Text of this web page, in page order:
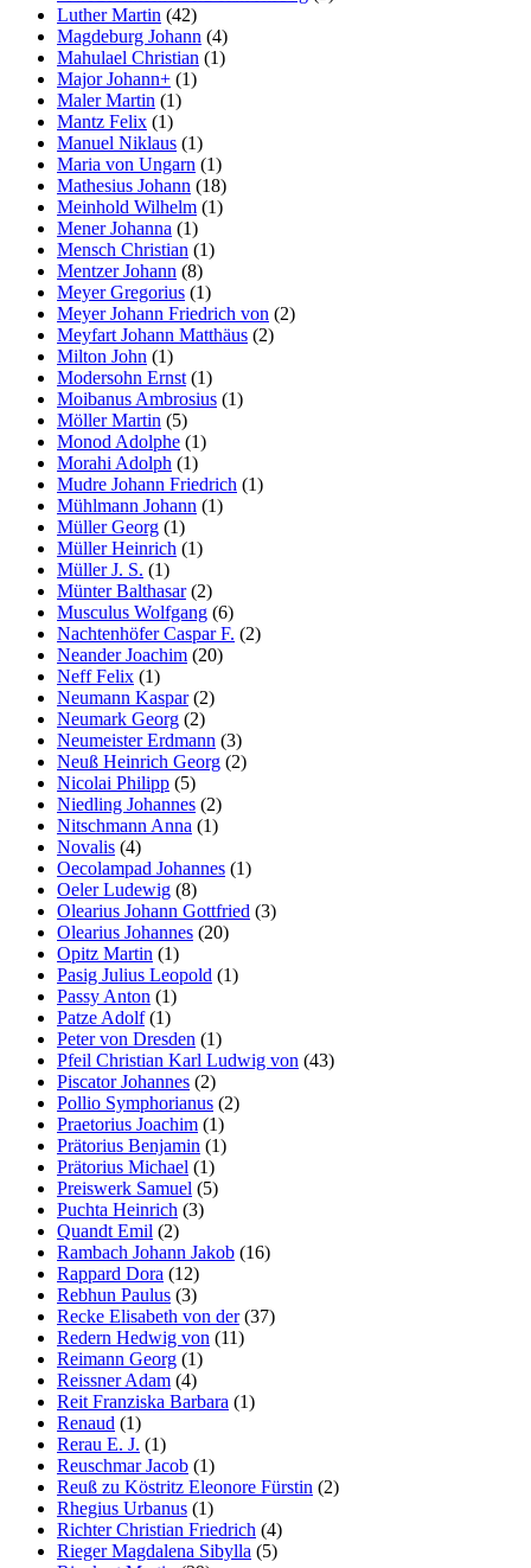
Luther Martin (42)
Magdeburg Johann (4)
Mahulael Christian (1)
Major Johann+ (1)
Maler Martin (1)
Mantz Felix (1)
Manuel Niklaus (1)
Maria von Ungarn (1)
Mathesius Johann (18)
Meinhold Wilhelm (1)
Mener Johanna (1)
Mensch Christian (1)
Mentzer Johann (8)
Meyer Gregorius (1)
Meyer Johann Friedrich von (2)
Meyfart Johann Matthäus (2)
Milton John (1)
Modersohn Ernst (1)
Moibanus Ambrosius (1)
Möller Martin (5)
Monod Adolphe (1)
Morahi Adolph (1)
Mudre Johann Friedrich (1)
Mühlmann Johann (1)
Müller Georg (1)
Müller Heinrich (1)
Müller J. S. (1)
Münter Balthasar(2)
Musculus Wolfgang (6)
Nachtenhöfer Caspar F. (2)
Neander Joachim (20)
Neff Felix (1)
Neumann Kaspar(2)
Neumark Georg (2)
Neumeister Erdmann (3)
Neuß Heinrich Georg (2)
Nicolai Philipp (5)
Niedling Johannes (2)
Nitschmann Anna (1)
Novalis (4)
Oecolampad Johannes (1)
Oeler Ludewig (8)
Olearius Johann Gottfried (3)
Olearius Johannes (20)
Opitz Martin (1)
Pasig Julius Leopold (1)
Passy Anton (1)
Patze Adolf(1)
Peter von Dresden (1)
Pfeil Christian Karl Ludwig von (43)
Piscator Johannes (2)
Pollio Symphorianus (2)
Praetorius Joachim (1)
Prätorius Benjamin (1)
Prätorius Michael (1)
Preiswerk Samuel (5)
Puchta Heinrich (3)
Quandt Emil (2)
Rambach Johann Jakob (16)
Rappard Dora (12)
Rebhun Paulus (3)
Recke Elisabeth von der(37)
Redern Hedwig von (11)
Reimann Georg (1)
Reissner Adam (4)
Reit Franziska Barbara (1)
Renaud (1)
Rerau E. J. (1)
Reuschmar Jacob (1)
Reuß zu Köstritz Eleonore Fürstin (2)
Rhegius Urbanus (1)
Richter Christian Friedrich (4)
Rieger Magdalena Sibylla (5)